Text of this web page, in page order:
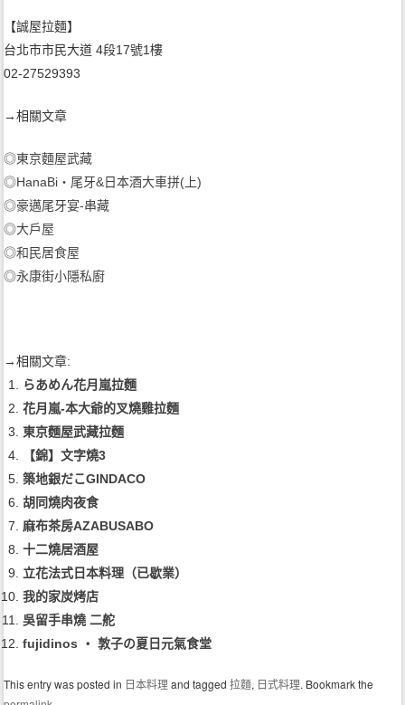
【誠屋拉麵】
台北市市民大道 4段17號1樓
02-27529393
→相關文章
◎東京麵屋武藏
◎HanaBi‧尾牙&日本酒大車拼(上)
◎豪邁尾牙宴-串藏
◎大戶屋
◎和民居食屋
◎永康街小隱私廚
→相關文章:
らあめん花月嵐拉麵
花月嵐-本大爺的叉燒雞拉麵
東京麵屋武藏拉麵
【錦】文字燒3
築地銀だこGINDACO
胡同燒肉夜食
麻布茶房AZABUSABO
十二燒居酒屋
立花法式日本料理（已歇業）
我的家炭烤店
吳留手串燒 二舵
fujidinos ‧ 敦子の夏日元氣食堂
This entry was posted in 日本料理and tagged拉麵, 日式料理. Bookmark the